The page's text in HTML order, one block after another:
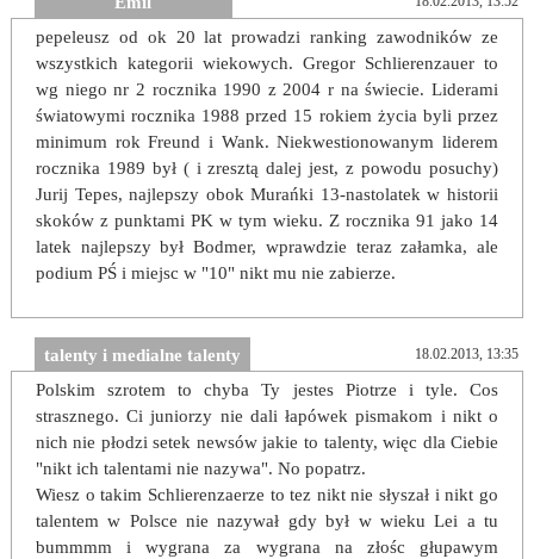
pepeleusz od ok 20 lat prowadzi ranking zawodników ze
wszystkich kategorii wiekowych. Gregor Schlierenzauer to
wg niego nr 2 rocznika 1990 z 2004 r na świecie. Liderami
światowymi rocznika 1988 przed 15 rokiem życia byli przez
minimum rok Freund i Wank. Niekwestionowanym liderem
rocznika 1989 był ( i zresztą dalej jest, z powodu posuchy)
Jurij Tepes, najlepszy obok Murańki 13-nastolatek w historii
skoków z punktami PK w tym wieku. Z rocznika 91 jako 14
latek najlepszy był Bodmer, wprawdzie teraz załamka, ale
podium PŚ i miejsc w "10" nikt mu nie zabierze.
talenty i medialne talenty 18.02.2013, 13:35
Polskim szrotem to chyba Ty jestes Piotrze i tyle. Cos
strasznego. Ci juniorzy nie dali łapówek pismakom i nikt o
nich nie płodzi setek newsów jakie to talenty, więc dla Ciebie
"nikt ich talentami nie nazywa". No popatrz.
Wiesz o takim Schlierenzaerze to tez nikt nie słyszał i nikt go
talentem w Polsce nie nazywał gdy był w wieku Lei a tu
bummmm i wygrana za wygrana na złośc głupawym